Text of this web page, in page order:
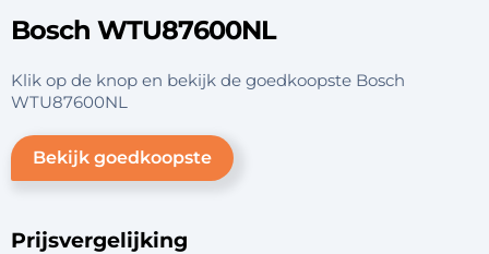
Bosch WTU87600NL
Klik op de knop en bekijk de goedkoopste Bosch
WTU87600NL
Bekijk goedkoopste
Prijsvergelijking